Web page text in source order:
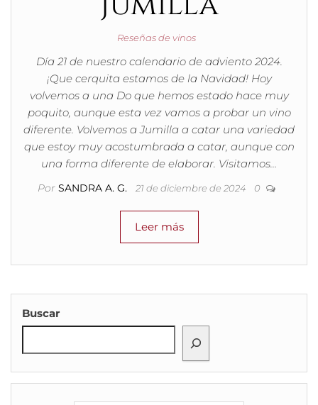
Reseñas de vinos
Día 21 de nuestro calendario de adviento 2024.
¡Que cerquita estamos de la Navidad! Hoy
volvemos a una Do que hemos estado hace muy
poquito, aunque esta vez vamos a probar un vino
diferente. Volvemos a Jumilla a catar una variedad
que estoy muy acostumbrada a catar, aunque con
una forma diferente de elaborar. Visitamos…
Por SANDRA A. G. 21 de diciembre de 2024 0
Leer más
Buscar